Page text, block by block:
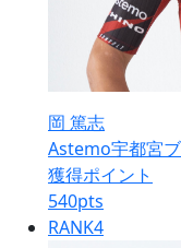
岡 篤志
Astemo宇都宮
獲得ポイント
540pts
RANK4